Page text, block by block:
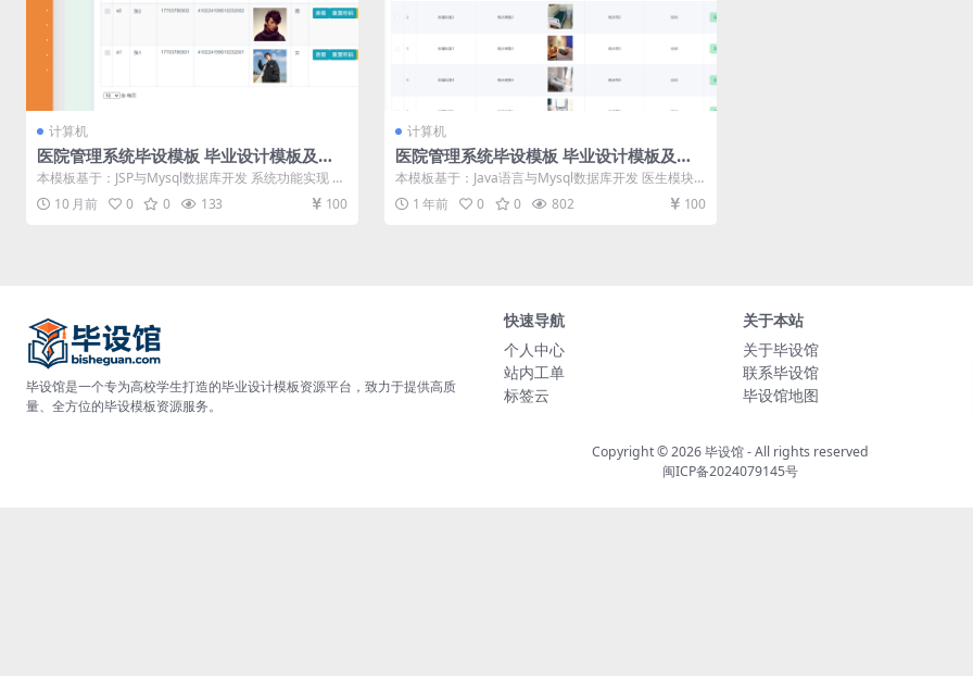
计算机
医院管理系统毕设模板 毕业设计模板及毕
业论文
本模板基于：JSP与Mysql数据库开发 系统功能实现 医
生管理 管理员可以添加...
10 月前 0 0 133 100
计算机
医院管理系统毕设模板 毕业设计模板及毕
业论文与任务书开题报告
本模板基于：Java语言与Mysql数据库开发 医生模块
的实现 病床信息管理 ...
1 年前 0 0 802 100
毕设馆是一个专为高校学生打造的毕业设计模板资源平台，致力于提供高质
量、全方位的毕设模板资源服务。
快速导航
个人中心
站内工单
标签云
关于本站
关于毕设馆
联系毕设馆
毕设馆地图
Copyright © 2026毕设馆- All rights reserved
闽ICP备2024079145号